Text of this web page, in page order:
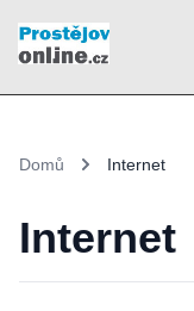
Domů Internet
Internet